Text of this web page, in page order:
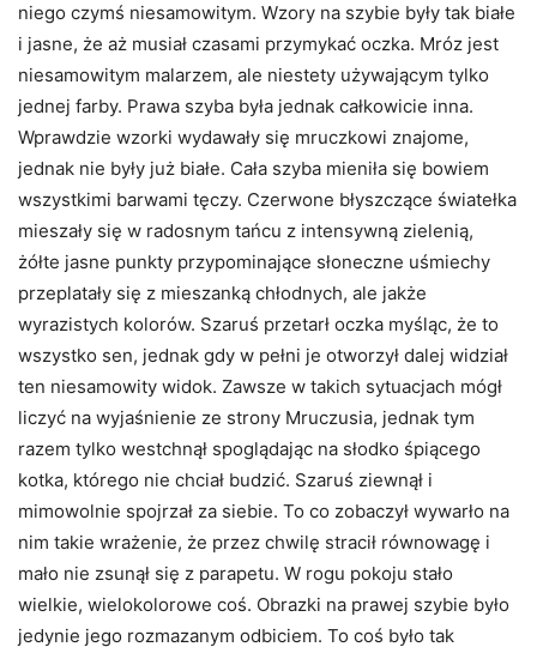
niego czymś niesamowitym. Wzory na szybie były tak białe
i jasne, że aż musiał czasami przymykać oczka. Mróz jest
niesamowitym malarzem, ale niestety używającym tylko
jednej farby. Prawa szyba była jednak całkowicie inna.
Wprawdzie wzorki wydawały się mruczkowi znajome,
jednak nie były już białe. Cała szyba mieniła się bowiem
wszystkimi barwami tęczy. Czerwone błyszczące światełka
mieszały się w radosnym tańcu z intensywną zielenią,
żółte jasne punkty przypominające słoneczne uśmiechy
przeplatały się z mieszanką chłodnych, ale jakże
wyrazistych kolorów. Szaruś przetarł oczka myśląc, że to
wszystko sen, jednak gdy w pełni je otworzył dalej widział
ten niesamowity widok. Zawsze w takich sytuacjach mógł
liczyć na wyjaśnienie ze strony Mruczusia, jednak tym
razem tylko westchnął spoglądając na słodko śpiącego
kotka, którego nie chciał budzić. Szaruś ziewnął i
mimowolnie spojrzał za siebie. To co zobaczył wywarło na
nim takie wrażenie, że przez chwilę stracił równowagę i
mało nie zsunął się z parapetu. W rogu pokoju stało
wielkie, wielokolorowe coś. Obrazki na prawej szybie było
jedynie jego rozmazanym odbiciem. To coś było tak